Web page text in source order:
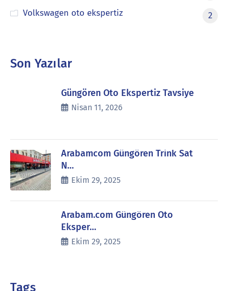
Volkswagen oto ekspertiz
2
Son Yazılar
Güngören Oto Ekspertiz Tavsiye
Nisan 11, 2026
Arabamcom Güngören Trink Sat
N…
Ekim 29, 2025
Arabam.com Güngören Oto
Eksper…
Ekim 29, 2025
Tags